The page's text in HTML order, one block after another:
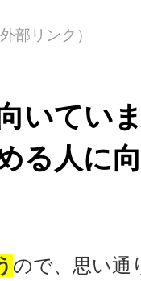
外部リンク）
いてい
る人に
ので、思い通